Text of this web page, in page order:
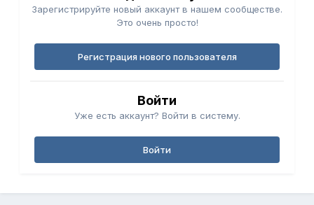
Зарегистрируйте новый аккаунт в нашем сообществе.
Это очень просто!
Регистрация нового пользователя
Войти
Уже есть аккаунт? Войти в систему.
Войти